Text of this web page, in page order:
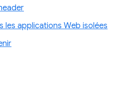
les applications Web isolées